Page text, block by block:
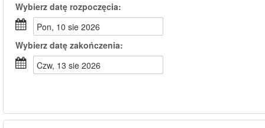
Wybierz datę rozpoczęcia:
pon, 10 sie 2026
Wybierz datę zakończenia:
czw, 13 sie 2026